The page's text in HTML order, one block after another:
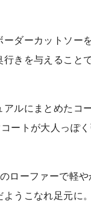
ーダーカットソー
行きを与えること
アルにまとめたコ
ートが大人っぽ
ローファーで軽や
うこなれ足元に。